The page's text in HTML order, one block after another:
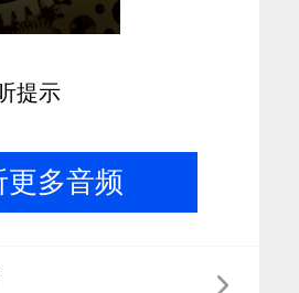
提示
多音频